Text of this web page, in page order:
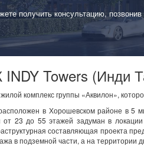
получить консультацию,
Towers (Инди
комплекс группы «Аквилон»,
в Хорошевском районе в
23 до 55 этажей задуман в
составляющая проекта
в подземной части, а на